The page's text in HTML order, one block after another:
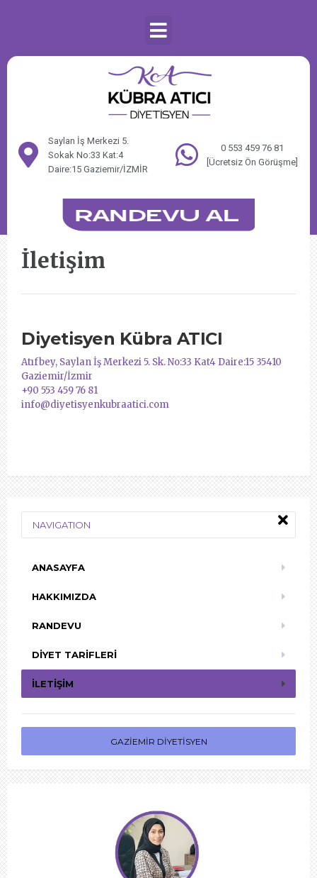
Saylan İş Merkezi 5.
Sokak No:33 Kat:4
Daire:15 Gaziemir/İZMİR
0 553 459 76 81
[Ücretsiz Ön Görüşme]
İletişim
Diyetisyen Kübra ATICI
Atıfbey, Saylan İş Merkezi 5. Sk. No:33 Kat4 Daire:15 35410
Gaziemir/İzmir
+90 553 459 76 81
info@diyetisyenkubraatici.com
NAVIGATION
ANASAYFA
HAKKIMIZDA
RANDEVU
DIYET TARIFLERI
İLETIŞIM
GAZIEMIR DIYETISYEN